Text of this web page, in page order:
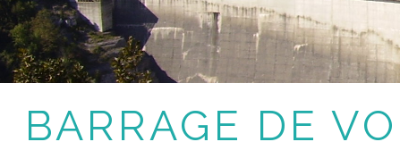
BARRAGE DE